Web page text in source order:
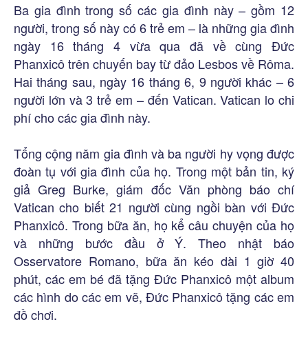
Ba gia đình trong số các gia đình này – gồm 12
người, trong số này có 6 trẻ em – là những gia đình
ngày 16 tháng 4 vừa qua đã về cùng Đức
Phanxicô trên chuyến bay từ đảo Lesbos về Rôma.
Hai tháng sau, ngày 16 tháng 6, 9 người khác – 6
người lớn và 3 trẻ em – đến Vatican. Vatican lo chi
phí cho các gia đình này.
Tổng cộng năm gia đình và ba người hy vọng được
đoàn tụ với gia đình của họ. Trong một bản tin, ký
giả Greg Burke, giám đốc Văn phòng báo chí
Vatican cho biết 21 người cùng ngồi bàn với Đức
Phanxicô. Trong bữa ăn, họ kể câu chuyện của họ
và những bước đầu ở Ý. Theo nhật báo
Osservatore Romano, bữa ăn kéo dài 1 giờ 40
phút, các em bé đã tặng Đức Phanxicô một album
các hình do các em vẽ, Đức Phanxicô tặng các em
đồ chơi.